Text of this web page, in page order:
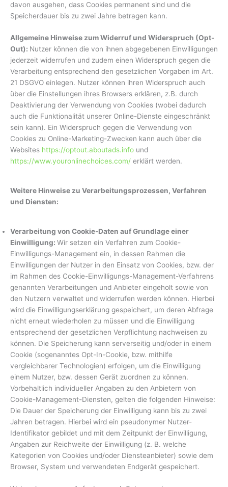
davon ausgehen, dass Cookies permanent sind und die
Speicherdauer bis zu zwei Jahre betragen kann.
Allgemeine Hinweise zum Widerruf und Widerspruch (Opt-
Out): Nutzer können die von ihnen abgegebenen Einwilligungen
jederzeit widerrufen und zudem einen Widerspruch gegen die
Verarbeitung entsprechend den gesetzlichen Vorgaben im Art.
21 DSGVO einlegen. Nutzer können ihren Widerspruch auch
über die Einstellungen ihres Browsers erklären, z.B. durch
Deaktivierung der Verwendung von Cookies (wobei dadurch
auch die Funktionalität unserer Online-Dienste eingeschränkt
sein kann). Ein Widerspruch gegen die Verwendung von
Cookies zu Online-Marketing-Zwecken kann auch über die
Websites https://optout.aboutads.info und
https://www.youronlinechoices.com/ erklärt werden.
Weitere Hinweise zu Verarbeitungsprozessen, Verfahren
und Diensten:
Verarbeitung von Cookie-Daten auf Grundlage einer
Einwilligung: Wir setzen ein Verfahren zum Cookie-
Einwilligungs-Management ein, in dessen Rahmen die
Einwilligungen der Nutzer in den Einsatz von Cookies, bzw. der
im Rahmen des Cookie-Einwilligungs-Management-Verfahrens
genannten Verarbeitungen und Anbieter eingeholt sowie von
den Nutzern verwaltet und widerrufen werden können. Hierbei
wird die Einwilligungserklärung gespeichert, um deren Abfrage
nicht erneut wiederholen zu müssen und die Einwilligung
entsprechend der gesetzlichen Verpflichtung nachweisen zu
können. Die Speicherung kann serverseitig und/oder in einem
Cookie (sogenanntes Opt-In-Cookie, bzw. mithilfe
vergleichbarer Technologien) erfolgen, um die Einwilligung
einem Nutzer, bzw. dessen Gerät zuordnen zu können.
Vorbehaltlich individueller Angaben zu den Anbietern von
Cookie-Management-Diensten, gelten die folgenden Hinweise:
Die Dauer der Speicherung der Einwilligung kann bis zu zwei
Jahren betragen. Hierbei wird ein pseudonymer Nutzer-
Identifikator gebildet und mit dem Zeitpunkt der Einwilligung,
Angaben zur Reichweite der Einwilligung (z. B. welche
Kategorien von Cookies und/oder Diensteanbieter) sowie dem
Browser, System und verwendeten Endgerät gespeichert.